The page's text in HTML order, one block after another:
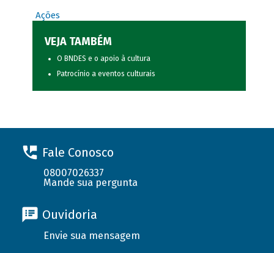
Ações
VEJA TAMBÉM
O BNDES e o apoio à cultura
Patrocínio a eventos culturais
Fale Conosco
08007026337
Mande sua pergunta
Ouvidoria
Envie sua mensagem